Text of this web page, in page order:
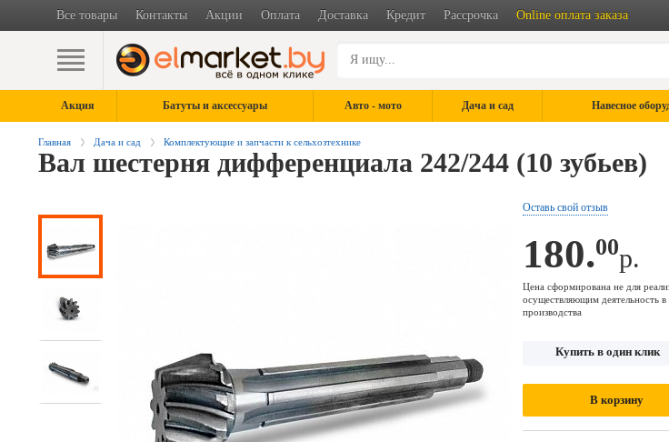
Все товары Контакты Акции Оплата Доставка Кредит Рассрочка Online оплата заказа
Акция Батуты и аксессуары Авто - мото Дача и сад Навесное
Главная Дача и сад Комплектующие и запчасти к сельхозтехнике
Вал шестерня дифференциала 242/244 (10 зубьев)
Оставь свой отзыв
180.00р.
Цена сформирована не для
осуществляющим деятельность
производства
Купить в один клик
В корзину